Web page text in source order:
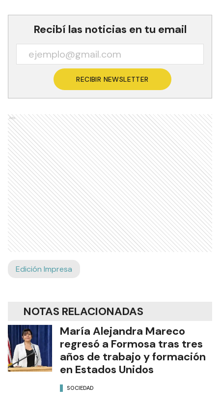
Recibí las noticias en tu email
RECIBIR NEWSLETTER
Ads
Edición Impresa
NOTAS RELACIONADAS
María Alejandra Mareco
regresó a Formosa tras tres
años de trabajo y formación
en Estados Unidos
SOCIEDAD